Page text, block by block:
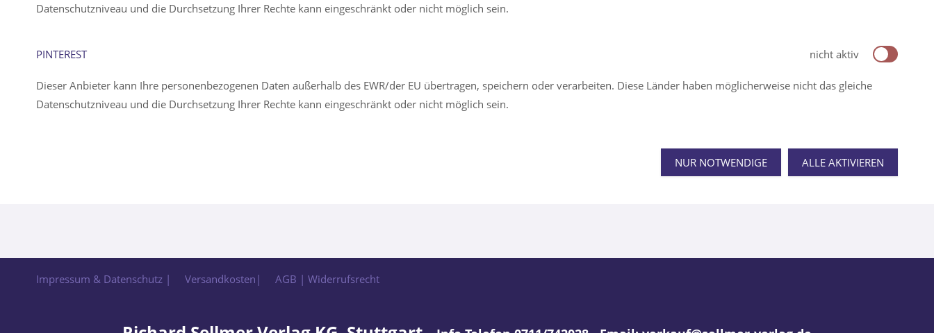
Datenschutzniveau und die Durchsetzung Ihrer Rechte kann eingeschränkt oder nicht möglich sein.
PINTEREST nicht aktiv
Dieser Anbieter kann Ihre personenbezogenen Daten außerhalb des EWR/der EU übertragen, speichern oder verarbeiten. Diese Länder haben möglicherweise nicht das gleiche
Datenschutzniveau und die Durchsetzung Ihrer Rechte kann eingeschränkt oder nicht möglich sein.
NUR NOTWENDIGE ALLE AKTIVIEREN
Impressum & Datenschutz | Versandkosten| AGB | Widerrufsrecht